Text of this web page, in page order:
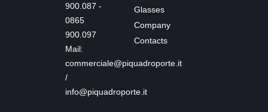
900.087 -
0865
900.097
Mail:
commerciale@piquadroporte.it
/
info@piquadroporte.it
Glasses
Company
Contacts